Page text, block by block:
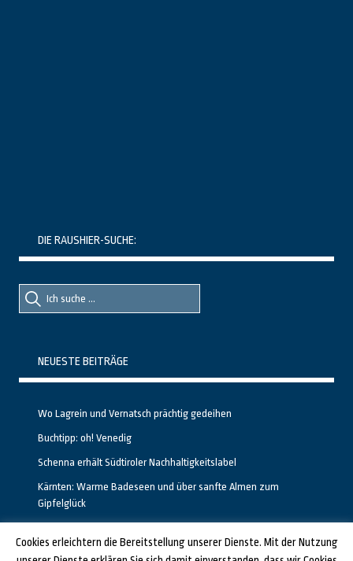
DIE RAUSHIER-SUCHE:
Suche
nach::
Suche
nach:
NEUESTE BEITRÄGE
Wo Lagrein und Vernatsch prächtig gedeihen
Buchtipp: oh! Venedig
Schenna erhält Südtiroler Nachhaltigkeitslabel
Kärnten: Warme Badeseen und über sanfte Almen zum
Gipfelglück
Cookies erleichtern die Bereitstellung unserer Dienste. Mit der Nutzung